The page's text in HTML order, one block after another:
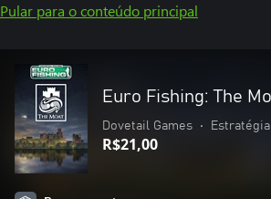
Pular para o conteúdo principal
Euro Fishing: The
Dovetail Games • Estratégia
R$21,00